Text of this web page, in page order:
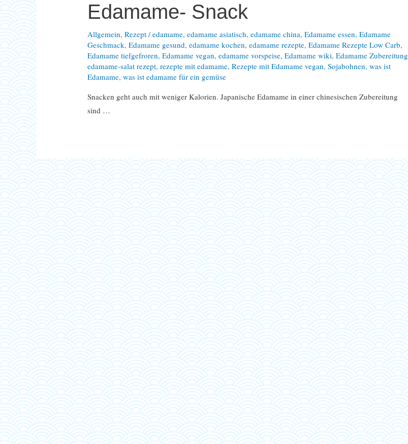
Edamame- Snack
Allgemein,Rezept /edamame,edamame asiatisch,edamame china,Edamame essen,Edamame
Geschmack,Edamame gesund,edamame kochen,edamame rezepte,Edamame Rezepte Low Carb,
Edamame tiefgefroren,Edamame vegan,edamame vorspeise,Edamame wiki,Edamame Zubereitung
edamame-salat rezept,rezepte mit edamame,Rezepte mit Edamame vegan,Sojabohnen,was ist
Edamame,was ist edamame für ein gemüse
Snacken geht auch mit weniger Kalorien. Japanische Edamame in einer chinesischen Zubereitung
sind …